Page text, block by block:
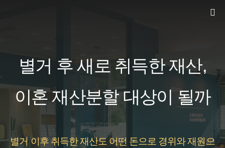
건
기
별거 후 새로 취득한 재산,
이혼 재산분할 대상이 될까
별거 이후 취득한 재산도 어떤 돈으로 경위와 재원으